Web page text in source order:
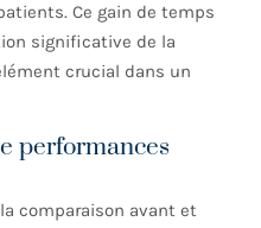
Ce gain de temps
significative de la
crucial dans un
performances
comparaison avant et